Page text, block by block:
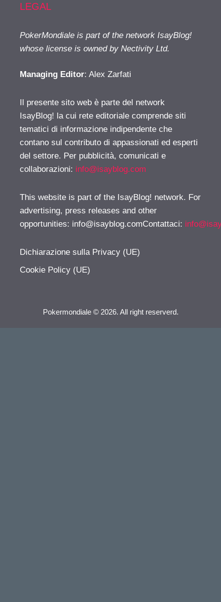
LEGAL
PokerMondiale is part of the network IsayBlog!
whose license is owned by Nectivity Ltd.
Managing Editor: Alex Zarfati
Il presente sito web è parte del network
IsayBlog! la cui rete editoriale comprende siti
tematici di informazione indipendente che
contano sul contributo di appassionati ed esperti
del settore. Per pubblicità, comunicati e
collaborazioni: info@isayblog.com
This website is part of the IsayBlog! network. For
advertising, press releases and other
opportunities: info@isayblog.comContattaci:
Dichiarazione sulla Privacy (UE)
Cookie Policy (UE)
Pokermondiale © 2026. All right reserverd.